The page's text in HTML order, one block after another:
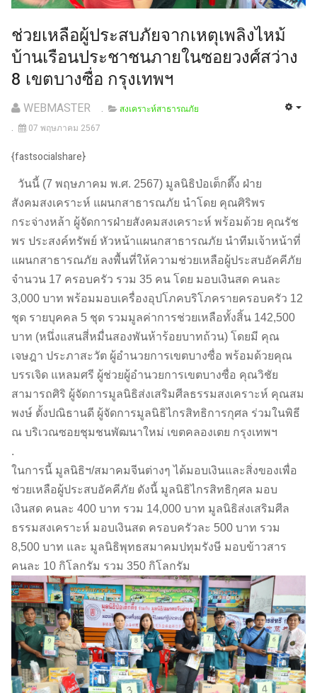
ช่วยเหลือผู้ประสบภัยจากเหตุเพลิงไหม้
บ้านเรือนประชาชนภายในซอยวงศ์สว่าง
8 เขตบางซื่อ กรุงเทพฯ
WEBMASTER
สงเคราะห์สาธารณภัย
07 พฤษภาคม 2567
{fastsocialshare}
วันนี้ (7 พฤษภาคม พ.ศ. 2567) มูลนิธิป่อเต็กตึ๊ง ฝ่าย
สังคมสงเคราะห์ แผนกสาธารณภัย นำโดย คุณศิริพร
กระจ่างหล้า ผู้จัดการฝ่ายสังคมสงเคราะห์ พร้อมด้วย คุณรัช
พร ประสงค์ทรัพย์ หัวหน้าแผนกสาธารณภัย นำทีมเจ้าหน้าที่
แผนกสาธารณภัย ลงพื้นที่ให้ความช่วยเหลือผู้ประสบอัคคีภัย
จำนวน 17 ครอบครัว รวม 35 คน โดย มอบเงินสด คนละ
3,000 บาท พร้อมมอบเครื่องอุปโภคบริโภครายครอบครัว 12
ชุด รายบุคคล 5 ชุด รวมมูลค่าการช่วยเหลือทั้งสิ้น 142,500
บาท (หนึ่งแสนสี่หมื่นสองพันห้าร้อยบาทถ้วน) โดยมี คุณ
เจษฎา ประภาสะวัต ผู้อำนวยการเขตบางซื่อ พร้อมด้วยคุณ
บรรเจิด แหลมศรี ผู้ช่วยผู้อำนวยการเขตบางซื่อ คุณวิชัย
สามารถศิริ ผู้จัดการมูลนิธิส่งเสริมศีลธรรมสงเคราะห์ คุณสม
พงษ์ ตั้งปณิธานดี ผู้จัดการมูลนิธิไกรสิทธิการกุศล ร่วมในพิธี
ณ บริเวณซอยชุมชนพัฒนาใหม่ เขตคลองเตย กรุงเทพฯ
.
ในการนี้ มูลนิธิฯ/สมาคมจีนต่างๆ ได้มอบเงินและสิ่งของเพื่อ
ช่วยเหลือผู้ประสบอัคคีภัย ดังนี้ มูลนิธิไกรสิทธิกุศล มอบ
เงินสด คนละ 400 บาท รวม 14,000 บาท มูลนิธิส่งเสริมศีล
ธรรมสงเคราะห์ มอบเงินสด ครอบครัวละ 500 บาท รวม
8,500 บาท และ มูลนิธิพุทธสมาคมปทุมรังษี มอบข้าวสาร
คนละ 10 กิโลกรัม รวม 350 กิโลกรัม